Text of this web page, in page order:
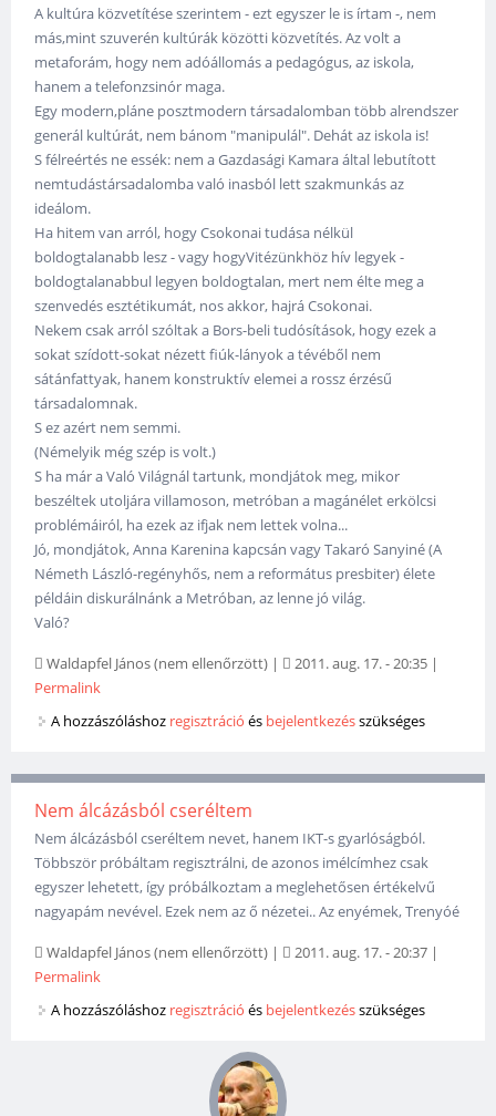
A kultúra közvetítése szerintem - ezt egyszer le is írtam -, nem
más,mint szuverén kultúrák közötti közvetítés. Az volt a
metaforám, hogy nem adóállomás a pedagógus, az iskola,
hanem a telefonzsinór maga.
Egy modern,pláne posztmodern társadalomban több alrendszer
generál kultúrát, nem bánom "manipulál". Dehát az iskola is!
S félreértés ne essék: nem a Gazdasági Kamara által lebutított
nemtudástársadalomba való inasból lett szakmunkás az
ideálom.
Ha hitem van arról, hogy Csokonai tudása nélkül
boldogtalanabb lesz - vagy hogyVitézünkhöz hív legyek -
boldogtalanabbul legyen boldogtalan, mert nem élte meg a
szenvedés esztétikumát, nos akkor, hajrá Csokonai.
Nekem csak arról szóltak a Bors-beli tudósítások, hogy ezek a
sokat szídott-sokat nézett fiúk-lányok a tévéből nem
sátánfattyak, hanem konstruktív elemei a rossz érzésű
társadalomnak.
S ez azért nem semmi.
(Némelyik még szép is volt.)
S ha már a Való Világnál tartunk, mondjátok meg, mikor
beszéltek utoljára villamoson, metróban a magánélet erkölcsi
problémáiról, ha ezek az ifjak nem lettek volna...
Jó, mondjátok, Anna Karenina kapcsán vagy Takaró Sanyiné (A
Németh László-regényhős, nem a református presbiter) élete
példáin diskurálnánk a Metróban, az lenne jó világ.
Való?
Waldapfel János (nem ellenőrzött) | 2011. aug. 17. - 20:35 |
Permalink
A hozzászóláshoz regisztráció és bejelentkezésszükséges
Nem álcázásból cseréltem
Nem álcázásból cseréltem nevet, hanem IKT-s gyarlóságból.
Többször próbáltam regisztrálni, de azonos imélcímhez csak
egyszer lehetett, így próbálkoztam a meglehetősen értékelvű
nagyapám nevével. Ezek nem az ő nézetei.. Az enyémek, Trenyóé
Waldapfel János (nem ellenőrzött) | 2011. aug. 17. - 20:37 |
Permalink
A hozzászóláshoz regisztráció és bejelentkezésszükséges